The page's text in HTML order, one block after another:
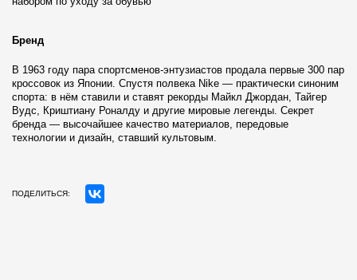
Бренд
В 1963 году пара спортсменов-энтузиастов продала первые 300 пар
кроссовок из Японии. Спустя полвека Nike — практически синоним
спорта: в нём ставили и ставят рекорды Майкл Джордан, Тайгер
Вудс, Криштиану Роналду и другие мировые легенды. Секрет
бренда — высочайшее качество материалов, передовые
технологии и дизайн, ставший культовым.
ПОДЕЛИТЬСЯ: